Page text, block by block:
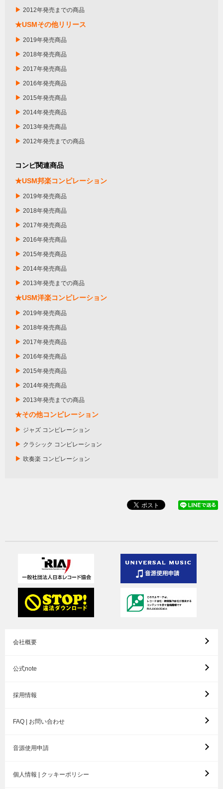
▶ 2012年発売までの商品
★USMその他リリース
▶ 2019年発売商品
▶ 2018年発売商品
▶ 2017年発売商品
▶ 2016年発売商品
▶ 2015年発売商品
▶ 2014年発売商品
▶ 2013年発売商品
▶ 2012年発売までの商品
コンピ関連商品
★USM邦楽コンピレーション
▶ 2019年発売商品
▶ 2018年発売商品
▶ 2017年発売商品
▶ 2016年発売商品
▶ 2015年発売商品
▶ 2014年発売商品
▶ 2013年発売までの商品
★USM洋楽コンピレーション
▶ 2019年発売商品
▶ 2018年発売商品
▶ 2017年発売商品
▶ 2016年発売商品
▶ 2015年発売商品
▶ 2014年発売商品
▶ 2013年発売までの商品
★その他コンピレーション
▶ ジャズ コンピレーション
▶ クラシック コンピレーション
▶ 吹奏楽 コンピレーション
会社概要
公式note
採用情報
FAQ | お問い合わせ
音源使用申請
個人情報 | クッキーポリシー